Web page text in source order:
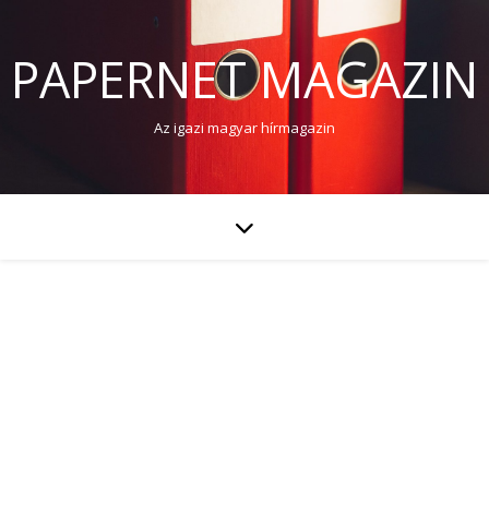
PAPERNET MAGAZIN
Az igazi magyar hírmagazin